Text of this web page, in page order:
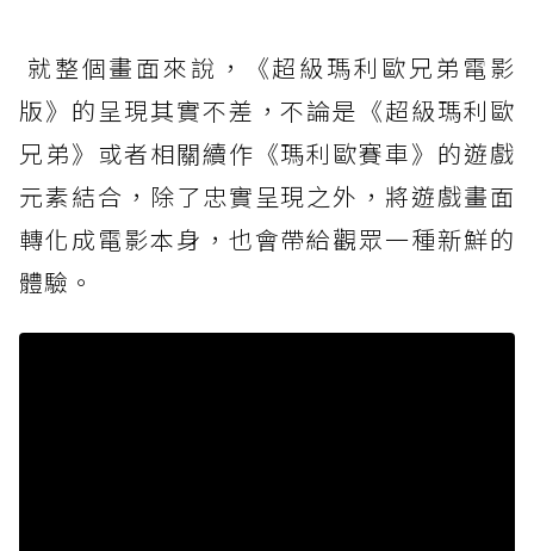
就整個畫面來說，《超級瑪利歐兄弟電影
版》的呈現其實不差，不論是《超級瑪利歐
兄弟》或者相關續作《瑪利歐賽車》的遊戲
元素結合，除了忠實呈現之外，將遊戲畫面
轉化成電影本身，也會帶給觀眾一種新鮮的
體驗。